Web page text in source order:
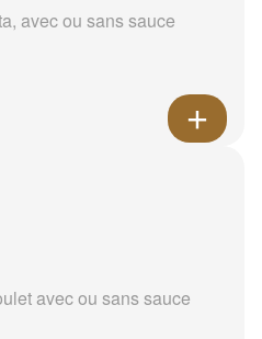
avec ou sans sauce
avec ou sans sauce